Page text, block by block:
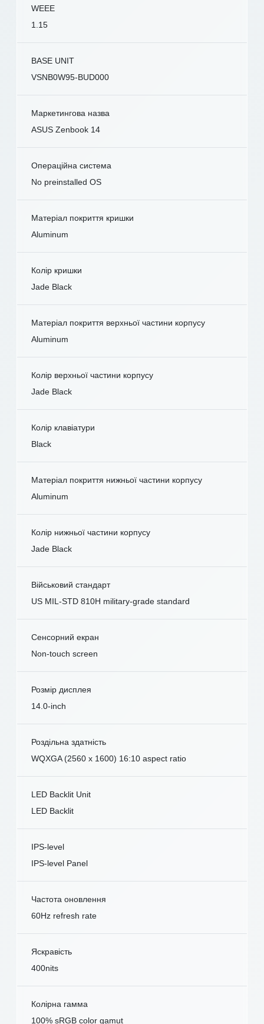
WEEE
1.15
BASE UNIT
VSNB0W95-BUD000
Маркетингова назва
ASUS Zenbook 14
Операційна система
No preinstalled OS
Матеріал покриття кришки
Aluminum
Колір кришки
Jade Black
Матеріал покриття верхньої частини корпусу
Aluminum
Колір верхньої частини корпусу
Jade Black
Колір клавіатури
Black
Матеріал покриття нижньої частини корпусу
Aluminum
Колір нижньої частини корпусу
Jade Black
Військовий стандарт
US MIL-STD 810H military-grade standard
Сенсорний екран
Non-touch screen
Розмір дисплея
14.0-inch
Роздільна здатність
WQXGA (2560 x 1600) 16:10 aspect ratio
LED Backlit Unit
LED Backlit
IPS-level
IPS-level Panel
Частота оновлення
60Hz refresh rate
Яскравість
400nits
Колірна гамма
100% sRGB color gamut